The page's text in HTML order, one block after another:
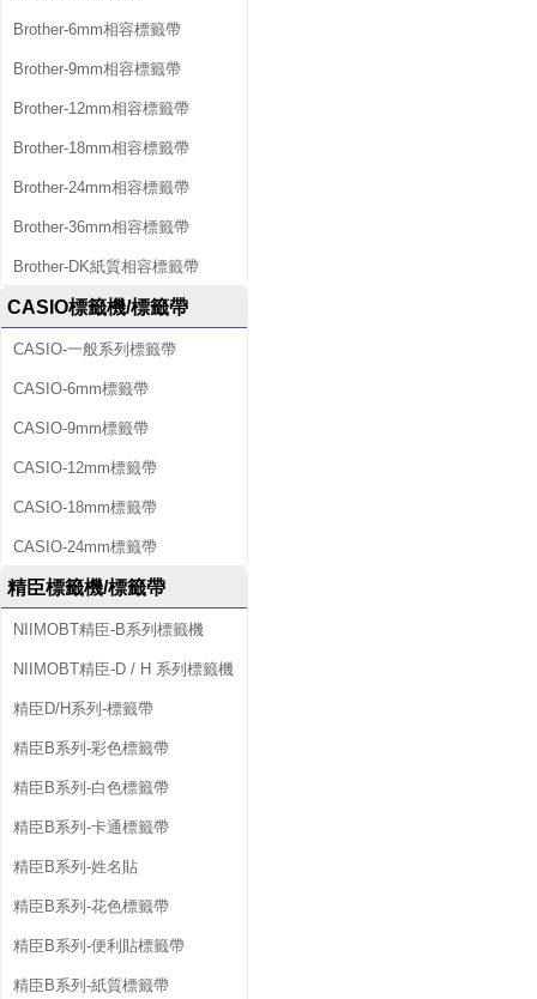
Brother-6mm相容標籤帶
Brother-9mm相容標籤帶
Brother-12mm相容標籤帶
Brother-18mm相容標籤帶
Brother-24mm相容標籤帶
Brother-36mm相容標籤帶
Brother-DK紙質相容標籤帶
CASIO標籤機/標籤帶
CASIO-一般系列標籤帶
CASIO-6mm標籤帶
CASIO-9mm標籤帶
CASIO-12mm標籤帶
CASIO-18mm標籤帶
CASIO-24mm標籤帶
精臣標籤機/標籤帶
NIIMOBT精臣-B系列標籤機
NIIMOBT精臣-D / H 系列標籤機
精臣D/H系列-標籤帶
精臣B系列-彩色標籤帶
精臣B系列-白色標籤帶
精臣B系列-卡通標籤帶
精臣B系列-姓名貼
精臣B系列-花色標籤帶
精臣B系列-便利貼標籤帶
精臣B系列-紙質標籤帶